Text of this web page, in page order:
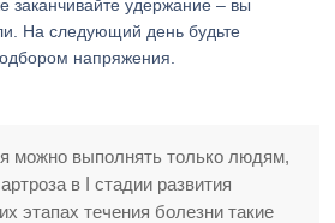
заканчивайте удержание – вы
На следующий день будьте
напряжения.
можно выполнять только людям,
в I стадии развития
этапах течения болезни такие